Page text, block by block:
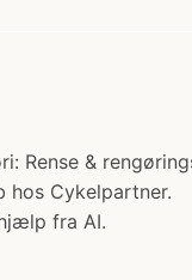
Rense &
hos Cykelpartner.
fra AI.